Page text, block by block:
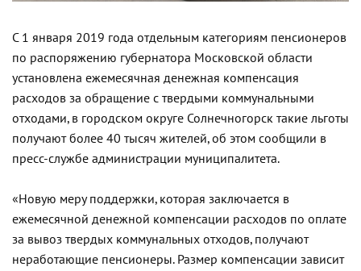
С 1 января 2019 года отдельным категориям пенсионеров
по распоряжению губернатора Московской области
установлена ежемесячная денежная компенсация
расходов за обращение с твердыми коммунальными
отходами, в городском округе Солнечногорск такие льготы
получают более 40 тысяч жителей, об этом сообщили в
пресс-службе администрации муниципалитета.
«Новую меру поддержки, которая заключается в
ежемесячной денежной компенсации расходов по оплате
за вывоз твердых коммунальных отходов, получают
неработающие пенсионеры. Размер компенсации зависит